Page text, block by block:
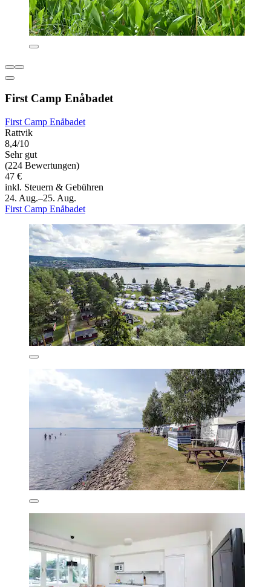
First Camp Enåbadet
First Camp Enåbadet
Rattvik
8,4/10
Sehr gut
(224 Bewertungen)
47 €
inkl. Steuern & Gebühren
24. Aug.–25. Aug.
First Camp Enåbadet